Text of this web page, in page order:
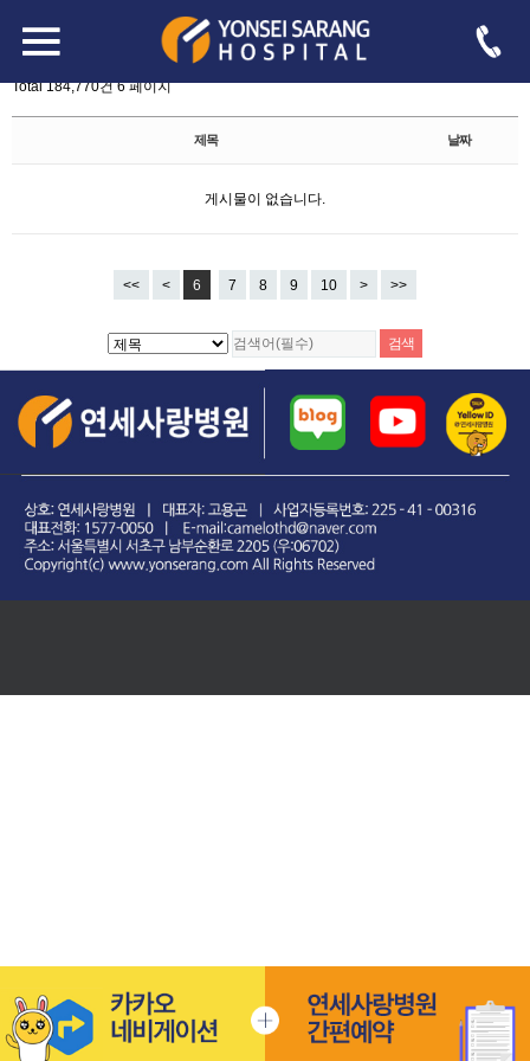
자유게시판
Total 184,770건6 페이지
제목 날짜
게시물이 없습니다.
<< < 6 7 8 9 10 > >>